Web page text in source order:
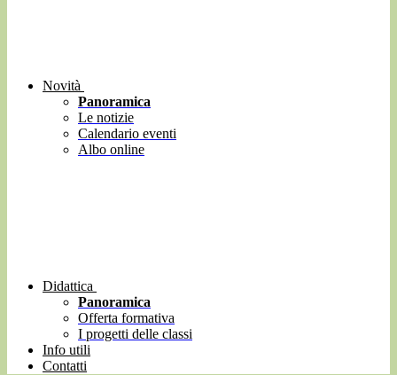
Novità
Panoramica
Le notizie
Calendario eventi
Albo online
Didattica
Panoramica
Offerta formativa
I progetti delle classi
Info utili
Contatti